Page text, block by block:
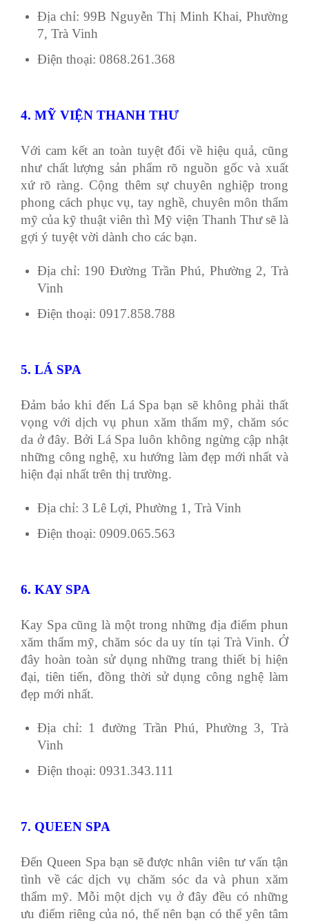
Địa chỉ: 99B Nguyễn Thị Minh Khai, Phường
7, Trà Vinh
Điện thoại: 0868.261.368
4. MỸ VIỆN THANH THƯ
Với cam kết an toàn tuyệt đối về hiệu quả, cũng
như chất lượng sản phẩm rõ nguồn gốc và xuất
xứ rõ ràng. Cộng thêm sự chuyên nghiệp trong
phong cách phục vụ, tay nghề, chuyên môn thẩm
mỹ của kỹ thuật viên thì Mỹ viện Thanh Thư sẽ là
gợi ý tuyệt vời dành cho các bạn.
Địa chỉ: 190 Đường Trần Phú, Phường 2, Trà
Vinh
Điện thoại: 0917.858.788
5. LÁ SPA
Đảm bảo khi đến Lá Spa bạn sẽ không phải thất
vọng với dịch vụ phun xăm thẩm mỹ, chăm sóc
da ở đây. Bởi Lá Spa luôn không ngừng cập nhật
những công nghệ, xu hướng làm đẹp mới nhất và
hiện đại nhất trên thị trường.
Địa chỉ: 3 Lê Lợi, Phường 1, Trà Vinh
Điện thoại: 0909.065.563
6. KAY SPA
Kay Spa cũng là một trong những địa điểm phun
xăm thẩm mỹ, chăm sóc da uy tín tại Trà Vinh. Ở
đây hoàn toàn sử dụng những trang thiết bị hiện
đại, tiên tiến, đồng thời sử dụng công nghệ làm
đẹp mới nhất.
Địa chỉ: 1 đường Trần Phú, Phường 3, Trà
Vinh
Điện thoại: 0931.343.111
7. QUEEN SPA
Đến Queen Spa bạn sẽ được nhân viên tư vấn tận
tình về các dịch vụ chăm sóc da và phun xăm
thẩm mỹ. Mỗi một dịch vụ ở đây đều có những
ưu điểm riêng của nó, thế nên bạn có thể yên tâm